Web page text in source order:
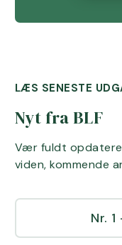
LÆS SENESTE
Nyt fra BLF
Vær fuldt
viden, kommende
Nr.